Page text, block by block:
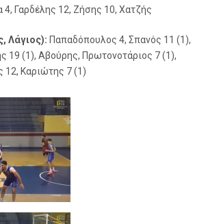
4, Γαρδέλης 12, Ζήσης 10, Χατζής
Λάγιος): Παπαδόπουλος 4, Σπανός 11 (1),
19 (1), Αβούρης, Πρωτονοτάριος 7 (1),
12, Καριώτης 7 (1)